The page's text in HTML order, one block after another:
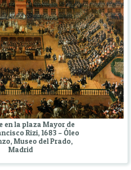
en la plaza Mayor de
Rizi, 1683 – Óleo
Museo del Prado,
Madrid